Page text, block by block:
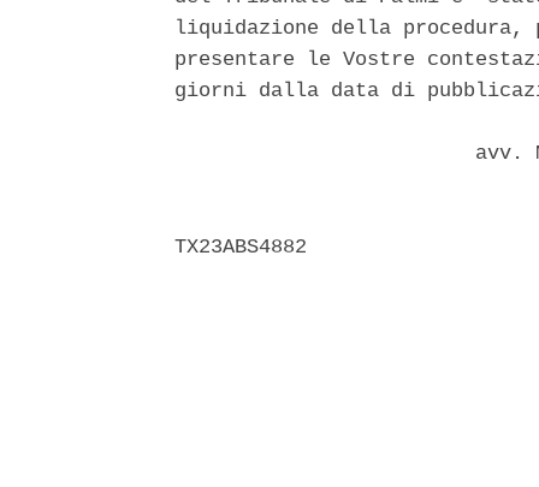
liquidazione della
presentare le Vostre
giorni dalla data di